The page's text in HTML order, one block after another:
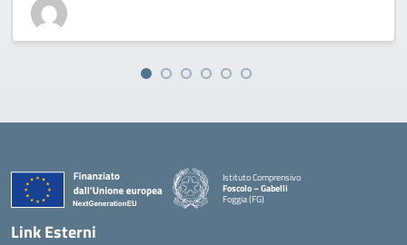
Istituto Comprensivo
Foscolo – Gabelli
Foggia (FG)
— Visita la pagina iniziale della scuola
Link Esterni